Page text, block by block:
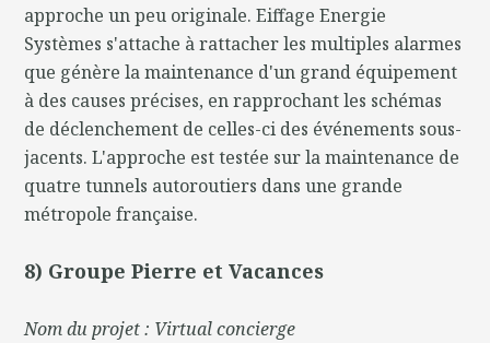
approche un peu originale. Eiffage Energie
Systèmes s'attache à rattacher les multiples alarmes
que génère la maintenance d'un grand équipement
à des causes précises, en rapprochant les schémas
de déclenchement de celles-ci des événements sous-
jacents. L'approche est testée sur la maintenance de
quatre tunnels autoroutiers dans une grande
métropole française.
8) Groupe Pierre et Vacances
Nom du projet : Virtual concierge